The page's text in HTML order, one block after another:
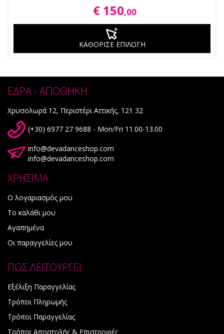
€ 150,00
ΚΑΘΟΡΙΣΕ ΕΠΙΛΟΓΗ
ΕΔΡΑ - ΑΠΟΘΗΚΗ
Χρυσολωρά 12, Περιστέρι Αττικής, 121 32
(+30) 6977 27 9688 - Mon/Fri 11.00-13.00
info@devadanceshop.com
info@devadanceshop.com
ΧΡΗΣΙΜΑ
Ο λογαριασμός μου
Το καλάθι μου
Αγαπημένα
Οι παραγγελίες μου
ΠΩΣ ΛΕΙΤΟΥΡΓΕΙ
Εξέλιξη Παραγγελίας
Τρόποι Πληρωμής
Τρόποι Παραγγελίας
Τρόποι Αποστολής & Επιστροφές